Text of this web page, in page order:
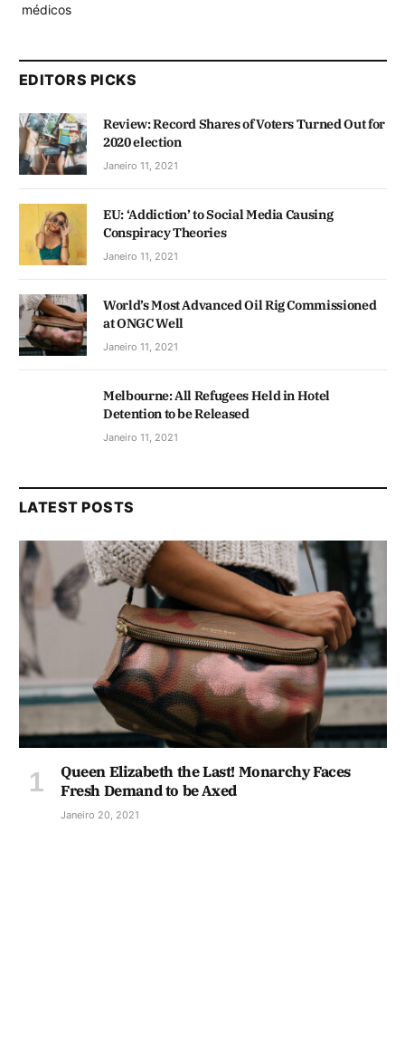
médicos
EDITORS PICKS
Review: Record Shares of Voters Turned Out for
2020 election
Janeiro 11, 2021
EU: ‘Addiction’ to Social Media Causing
Conspiracy Theories
Janeiro 11, 2021
World’s Most Advanced Oil Rig Commissioned
at ONGC Well
Janeiro 11, 2021
Melbourne: All Refugees Held in Hotel
Detention to be Released
Janeiro 11, 2021
LATEST POSTS
Queen Elizabeth the Last! Monarchy Faces
Fresh Demand to be Axed
Janeiro 20, 2021